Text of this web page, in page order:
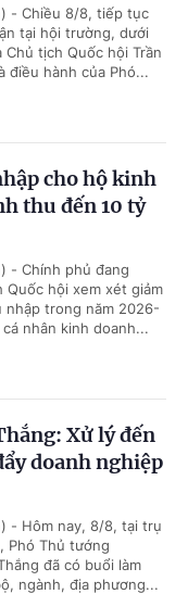
- Chiều 8/8, tiếp tục
tại hội trường, dưới
Chủ tịch Quốc hội Trần
điều hành của Phó...
cho hộ kinh
thu đến 10 tỷ
- Chính phủ đang
Quốc hội xem xét giảm
nhập trong năm 2026-
nhân kinh doanh...
Xử lý đến
doanh nghiệp
- Hôm nay, 8/8, tại trụ
Phó Thủ tướng
đã có buổi làm
ngành, địa phương...